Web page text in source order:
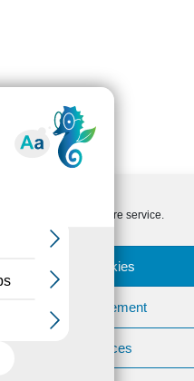
notre site web et notre service.
Accepter les cookies
Fonctionnels uniquement
Voir les préférences